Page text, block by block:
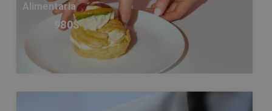
Alimentaria
980$